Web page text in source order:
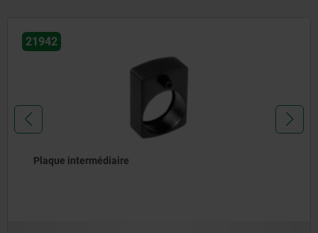
21942
Plaque intermédiaire